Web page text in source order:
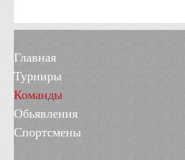
Главная
Турниры
Команды
Обьявления
Спортсмены